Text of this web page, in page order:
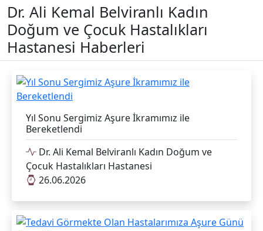
Dr. Ali Kemal Belviranlı Kadın
Doğum ve Çocuk Hastalıkları
Hastanesi Haberleri
Yıl Sonu Sergimiz Aşure İkramımız ile
Bereketlendi
Dr. Ali Kemal Belviranlı Kadın Doğum ve
Çocuk Hastalıkları Hastanesi
26.06.2026